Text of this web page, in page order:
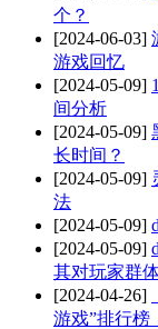
个？
[2024-06-03]
游戏回忆
[2024-05-09]
间分析
[2024-05-09]
长时间？
[2024-05-09]
法
[2024-05-09]
[2024-05-09]
其对玩家群
[2024-04-26]
游戏”排行榜